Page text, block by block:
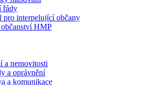
řády
pro interpelující občany
občanství HMP
a nemovitosti
a oprávnění
a komunikace